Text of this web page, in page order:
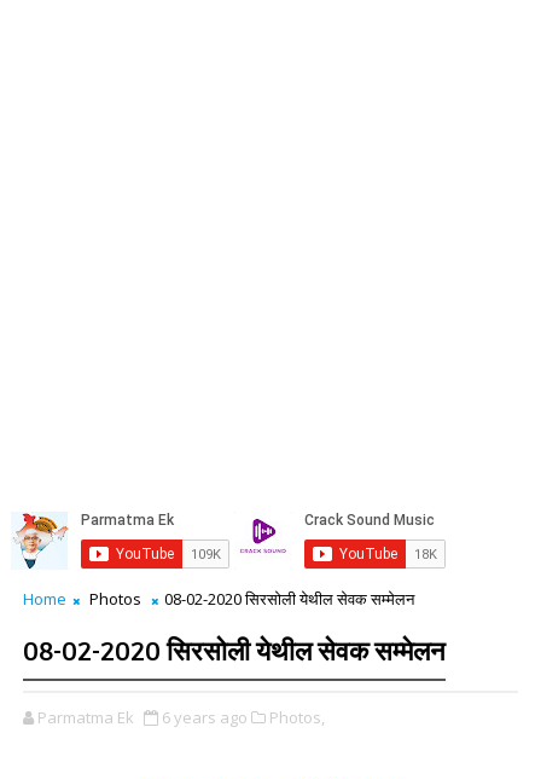
Home Photos 08-02-2020 सिरसोली येथील सेवक सम्मेलन
08-02-2020 सिरसोली येथील सेवक सम्मेलन
Parmatma Ek 6 years ago Photos,